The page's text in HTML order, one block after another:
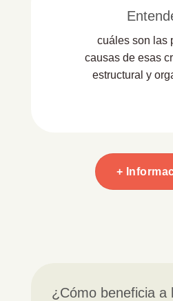
cuáles son las
causas de esas
estructural y
+
¿Cómo beneficia a